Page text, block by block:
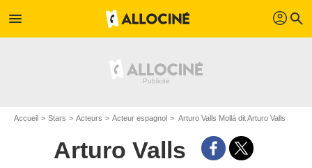
menu profil search
Accueil Stars Acteurs Acteur espagnol Arturo Valls Mollá dit Arturo Valls
Arturo Valls